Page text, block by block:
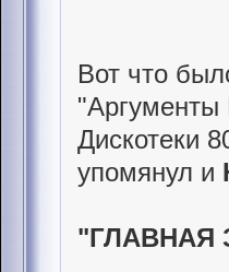
Вот что
"Аргументы
Дискотеки
упомянул и
"ГЛАВНАЯ